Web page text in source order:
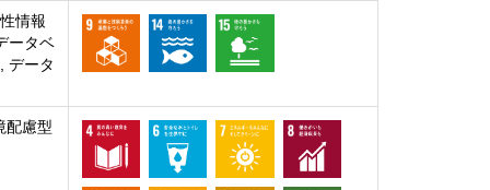
情報
ータベ
データ
配慮型